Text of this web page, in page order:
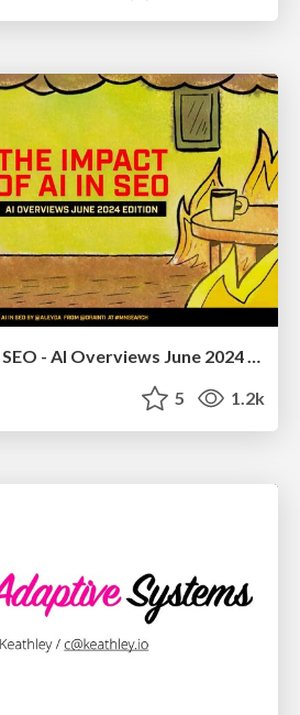
The Impact of AI in SEO - AI Overviews June 2024 Edition
5 1.2k